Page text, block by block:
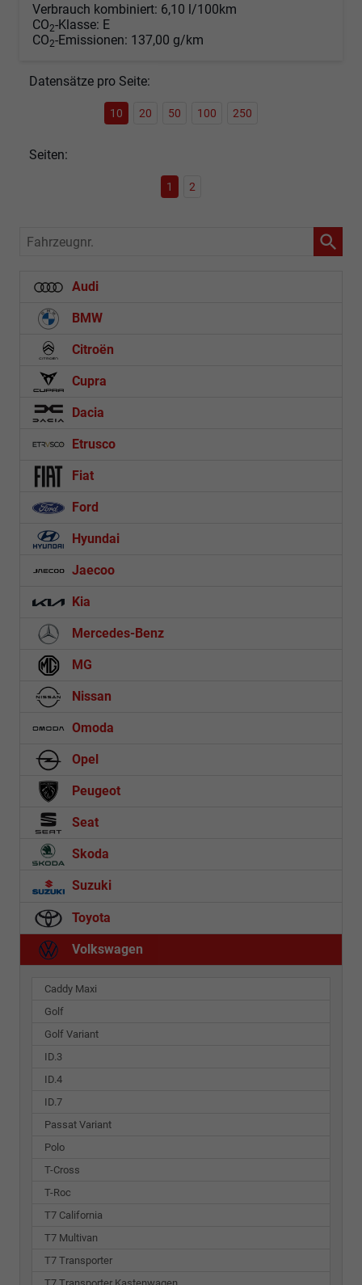
Verbrauch kombiniert: 6,10 l/100km
CO2-Klasse: E
CO2-Emissionen: 137,00 g/km
Datensätze pro Seite:
10 20 50 100 250
Seiten:
1 2
Fahrzeugnr.
Audi
BMW
Citroën
Cupra
Dacia
Etrusco
Fiat
Ford
Hyundai
Jaecoo
Kia
Mercedes-Benz
MG
Nissan
Omoda
Opel
Peugeot
Seat
Skoda
Suzuki
Toyota
Volkswagen
Caddy Maxi
Golf
Golf Variant
ID.3
ID.4
ID.7
Passat Variant
Polo
T-Cross
T-Roc
T7 California
T7 Multivan
T7 Transporter